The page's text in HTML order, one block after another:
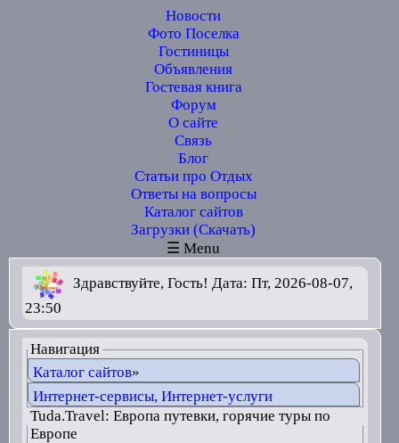
Новости
Фото Поселка
Гостиницы
Объявления
Гостевая книга
Форум
О сайте
Связь
Блог
Статьи про Отдых
Ответы на вопросы
Каталог сайтов
Загрузки (Скачать)
☰ Menu
Здравствуйте, Гость! Дата: Пт, 2026-08-07,
23:50
Навигация
Каталог сайтов»
Интернет-сервисы, Интернет-услуги
Tuda.Travel: Европа путевки, горячие туры по
Европе